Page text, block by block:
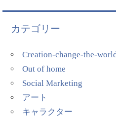
カテゴリー
Creation-change-the-
Out of home
Social Marketing
アート
キャラクター